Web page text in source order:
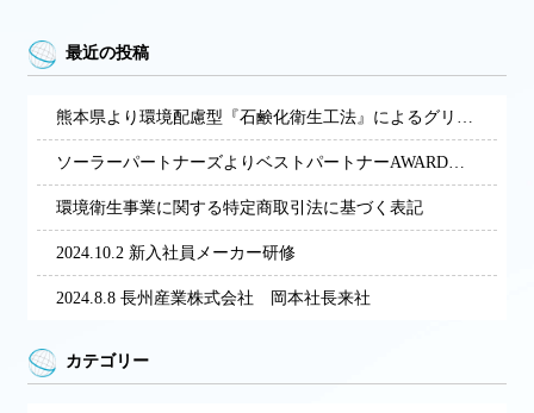
最近の投稿
環境衛生事業に関する特定商取引法に基づく表記
2024.10.2 新入社員メーカー研修
2024.8.8 長州産業株式会社 岡本社長来社
カテゴリー